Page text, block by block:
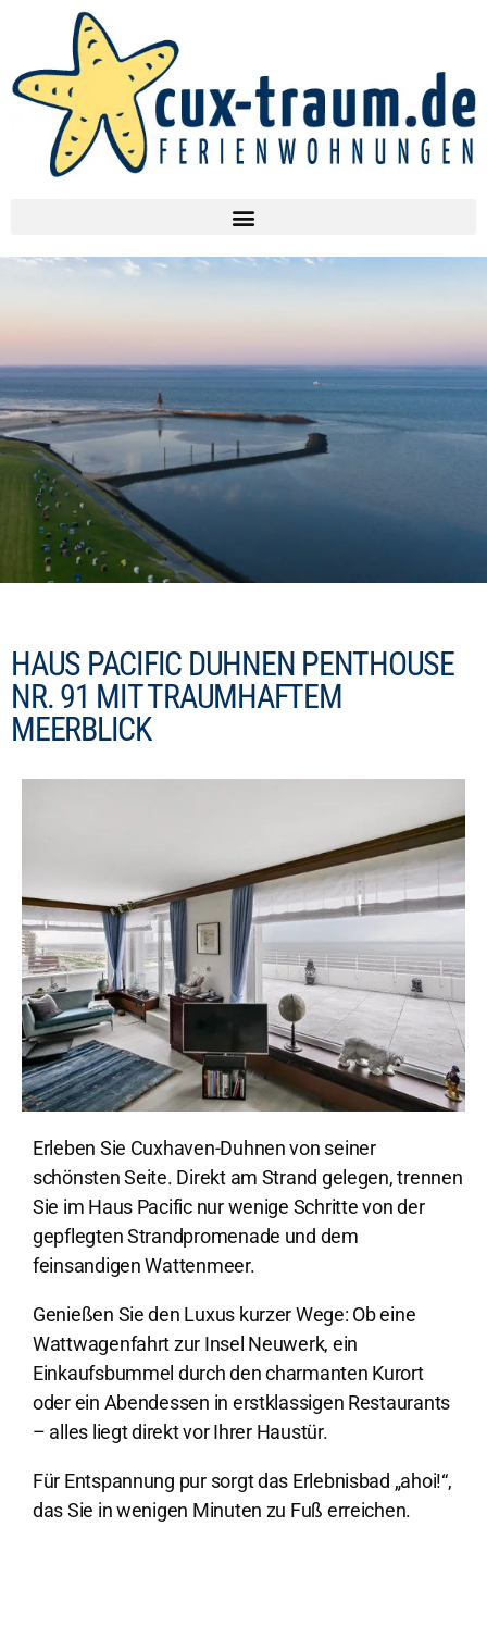
HAUS PACIFIC DUHNEN PENTHOUSE
NR. 91 MIT TRAUMHAFTEM
MEERBLICK
Erleben Sie Cuxhaven-Duhnen von seiner
schönsten Seite. Direkt am Strand gelegen, trennen
Sie im Haus Pacific nur wenige Schritte von der
gepflegten Strandpromenade und dem
feinsandigen Wattenmeer.
Genießen Sie den Luxus kurzer Wege: Ob eine
Wattwagenfahrt zur Insel Neuwerk, ein
Einkaufsbummel durch den charmanten Kurort
oder ein Abendessen in erstklassigen Restaurants
– alles liegt direkt vor Ihrer Haustür.
Für Entspannung pur sorgt das Erlebnisbad „ahoi!“,
das Sie in wenigen Minuten zu Fuß erreichen.